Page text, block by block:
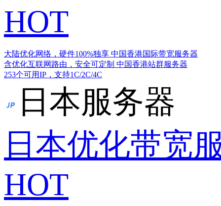
HOT
大陆优化网络，硬件100%独享 中国香港国际带宽服务器
含优化互联网路由，安全可定制 中国香港站群服务器
253个可用IP，支持1C/2C/4C
日本服务器
日本优化带宽
HOT